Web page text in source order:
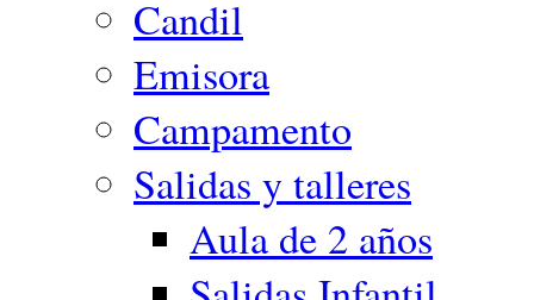
Candil
Emisora
Campamento
Salidas y talleres
Aula de 2 años